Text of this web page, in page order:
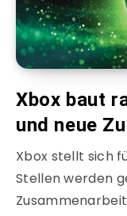
Xbox baut
und neue
Xbox stellt sich
Stellen werden